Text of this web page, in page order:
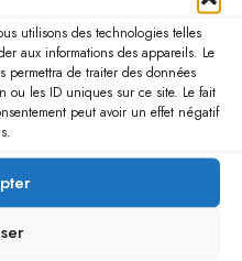
utilisons des technologies telles
aux informations des appareils. Le
permettra de traiter des données
ou les ID uniques sur ce site. Le fait
peut avoir un effet négatif
l’occasion de déguster le
aussi lefoie gras
merveille le trio de
vignerons et
de préparer votre séjour
région. Prenez le temps
nouer des